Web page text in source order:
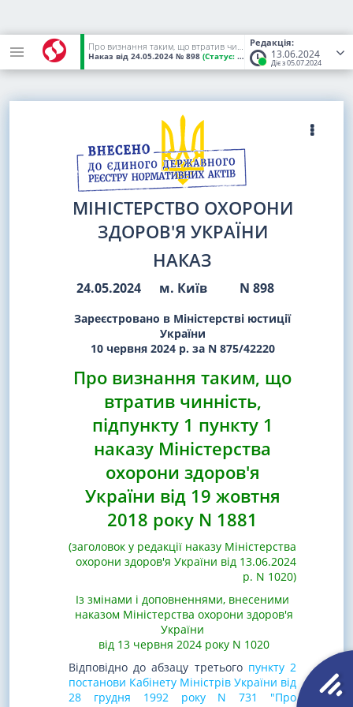
Редакція:
13.06.2024
Діє з 05.07.2024
Про визнання таким, що втратив чинність, підпункту 1 пункту 1 наказу Міністерства охорони здоров'я України від 19 жовтня 2018 року N 1881
Наказ від 24.05.2024 № 898 (Статус:
МІНІСТЕРСТВО ОХОРОНИ
ЗДОРОВ'Я УКРАЇНИ
НАКАЗ
24.05.2024 м. Київ N 898
Зареєстровано в Міністерстві юстиції
України
10 червня 2024 р. за N 875/42220
Про визнання таким, що
втратив чинність,
підпункту 1 пункту 1
наказу Міністерства
охорони здоров'я
України від 19 жовтня
2018 року N 1881
(заголовок у редакції наказу Міністерства
охорони здоров'я України від 13.06.2024
р. N 1020)
Із змінами і доповненнями, внесеними
наказом Міністерства охорони здоров'я
України
від 13 червня 2024 року N 1020
Відповідно до абзацу третього пункту 2
постанови Кабінету Міністрів України від
28 грудня 1992 року N 731 "Про